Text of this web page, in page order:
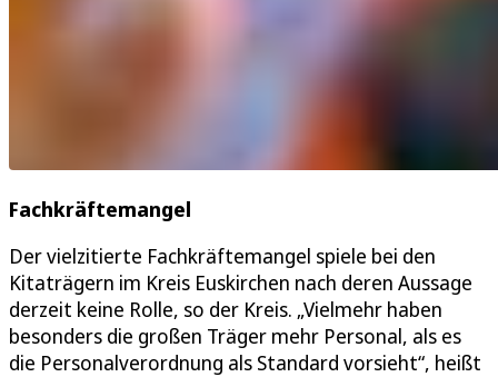
Fachkräftemangel
Der vielzitierte Fachkräftemangel spiele bei den
Kitaträgern im Kreis Euskirchen nach deren Aussage
derzeit keine Rolle, so der Kreis. „Vielmehr haben
besonders die großen Träger mehr Personal, als es
die Personalverordnung als Standard vorsieht“, heißt